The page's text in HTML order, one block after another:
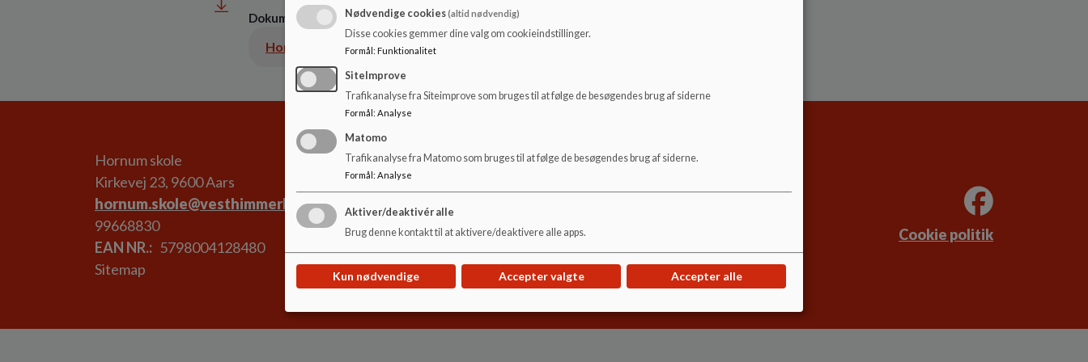
Dokumenter
Hornum skole
Kirkevej 23, 9600 Aars
hornum.skole@vesthimmerland.dk
99668830
EAN NR.
5798004128480
Sitemap
Cookie politik
Nødvendige cookies(altid nødvendig)
Disse cookies gemmer dine valg om cookieindstillinger.
Formål : Funktionalitet
SiteImprove
Trafikanalyse fra Siteimprove som bruges til at følge de besøgendes brug af siderne
Formål : Analyse
Matomo
Trafikanalyse fra Matomo som bruges til at følge de besøgendes brug af siderne.
Formål: Analyse
Aktiver/deaktivér alle
Brug denne kontakt til at aktivere/deaktivere alle apps.
Kun nødvendige Accepter valgte Accepter alle